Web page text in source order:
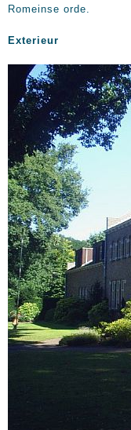
Romeinse orde.
Exterieur